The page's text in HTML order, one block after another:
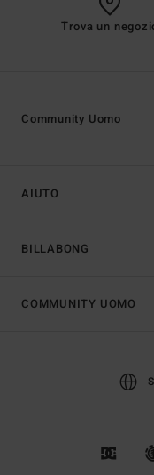
Trova un
AIUTO
BILLABONG
Community Uomo
COMMUNITY UOMO